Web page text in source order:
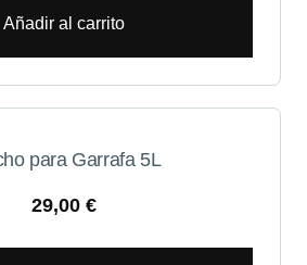
Añadir al carrito
para Garrafa 5L
29,00 €